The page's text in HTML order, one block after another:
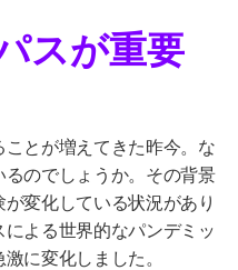
スが重要
とが増えてきた昨今。な
のでしょうか。その背景
変化している状況があり
よる世界的なパンデミッ
に変化しました。